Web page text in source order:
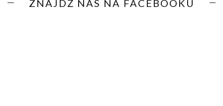
ZNAJDŹ NAS NA FACEBOOKU